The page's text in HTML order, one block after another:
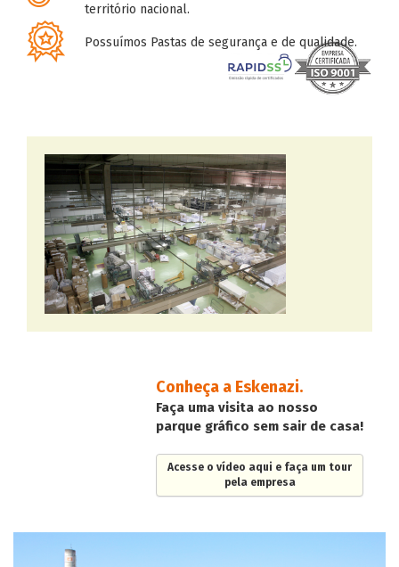
território nacional.
Possuímos Pastas de segurança e de qualidade.
Conheça a Eskenazi.
Faça uma visita ao nosso
parque gráfico sem sair de casa!
Acesse o vídeo aqui e faça um tour
pela empresa